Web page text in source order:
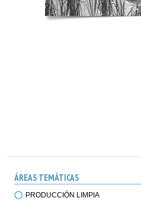
ÁREAS TEMÁTICAS
PRODUCCIÓN LIMPIA